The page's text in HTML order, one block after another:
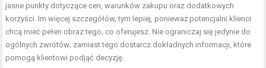
jasne punkty dotyczące cen, warunków zakupu oraz dodatkowych
korzyści. Im więcej szczegółów, tym lepiej, ponieważ potencjalni klienci
chcą mieć pełen obraz tego, co oferujesz. Nie ograniczaj się jedynie do
ogólnych zwrotów; zamiast tego dostarcz dokładnych informacji, które
pomogą klientowi podjąć decyzję.